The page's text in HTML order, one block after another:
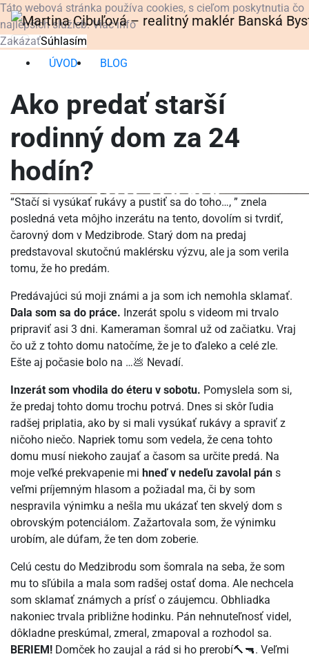
Táto webová stránka používa cookies, s cieľom poskytnutia čo
najlepších služieb.Viac info
ZakázaťSúhlasím
ÚVOD
BLOG
Ako predať starší
rodinný dom za 24
hodín?
“Stačí si vysúkať rukávy a pustiť sa do toho…, ” znela
posledná veta môjho inzerátu na tento, dovolím si tvrdiť,
čarovný dom v Medzibrode. Starý dom na predaj
predstavoval skutočnú maklérsku výzvu, ale ja som verila
tomu, že ho predám.
Predávajúci sú moji známi a ja som ich nemohla sklamať.
Dala som sa do práce. Inzerát spolu s videom mi trvalo
pripraviť asi 3 dni. Kameraman šomral už od začiatku. Vraj
čo už z tohto domu natočíme, že je to ďaleko a celé zle.
Ešte aj počasie bolo na …💩 Nevadí.
Inzerát som vhodila do éteru v sobotu. Pomyslela som si,
že predaj tohto domu trochu potrvá. Dnes si skôr ľudia
radšej priplatia, ako by si mali vysúkať rukávy a spraviť z
ničoho niečo. Napriek tomu som vedela, že cena tohto
domu musí niekoho zaujať a časom sa určite predá. Na
moje veľké prekvapenie mi hneď v nedeľu zavolal pán s
veľmi príjemným hlasom a požiadal ma, či by som
nespravila výnimku a nešla mu ukázať ten skvelý dom s
obrovským potenciálom. Zažartovala som, že výnimku
urobím, ale dúfam, že ten dom zoberie.
Celú cestu do Medzibrodu som šomrala na seba, že som
mu to sľúbila a mala som radšej ostať doma. Ale nechcela
som sklamať známych a prísť o záujemcu. Obhliadka
nakoniec trvala približne hodinku. Pán nehnuteľnosť videl,
dôkladne preskúmal, zmeral, zmapoval a rozhodol sa.
BERIEM! Domček ho zaujal a rád si ho prerobí🔨🔫. Veľmi